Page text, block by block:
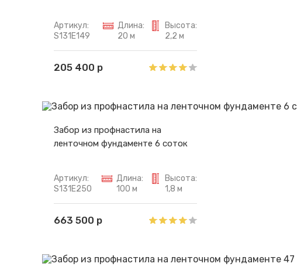
Артикул:
S131E149
Длина:
20 м
Высота:
2,2 м
205 400 р
Забор из профнастила на
ленточном фундаменте 6 соток
Артикул:
S131E250
Длина:
100 м
Высота:
1,8 м
663 500 р